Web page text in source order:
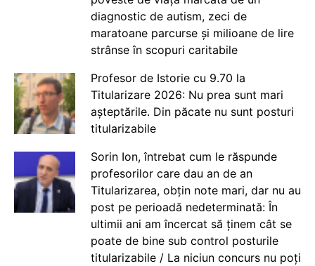
diagnostic de autism, zeci de
maratoane parcurse și milioane de lire
strânse în scopuri caritabile
Profesor de Istorie cu 9.70 la
Titularizare 2026: Nu prea sunt mari
așteptările. Din păcate nu sunt posturi
titularizabile
Sorin Ion, întrebat cum le răspunde
profesorilor care dau an de an
Titularizarea, obțin note mari, dar nu au
post pe perioadă nedeterminată: În
ultimii ani am încercat să ținem cât se
poate de bine sub control posturile
titularizabile / La niciun concurs nu poți